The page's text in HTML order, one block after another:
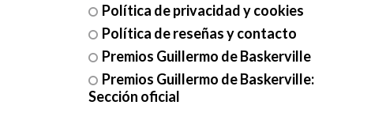
Política de privacidad y cookies
Política de reseñas y contacto
Premios Guillermo de Baskerville
Premios Guillermo de Baskerville:
Sección oficial